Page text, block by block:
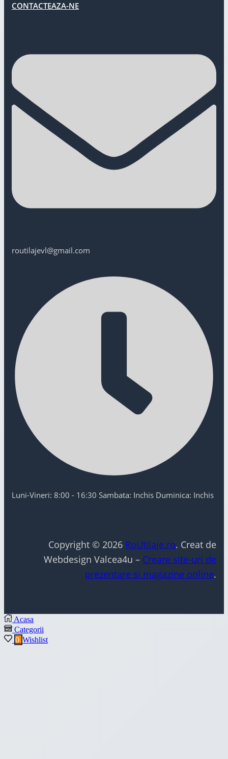
CONTACTEAZA-NE
routilajevl@gmail.com
Luni-Vineri: 8:00 - 16:30 Sambata: Inchis Duminica: Inchis
Copyright © 2026 RoUtilaje.ro. Creat de
Webdesign Valcea4u – Creare site-uri de
prezentare si magazine online.
Acasa
Categorii
0 Wishlist